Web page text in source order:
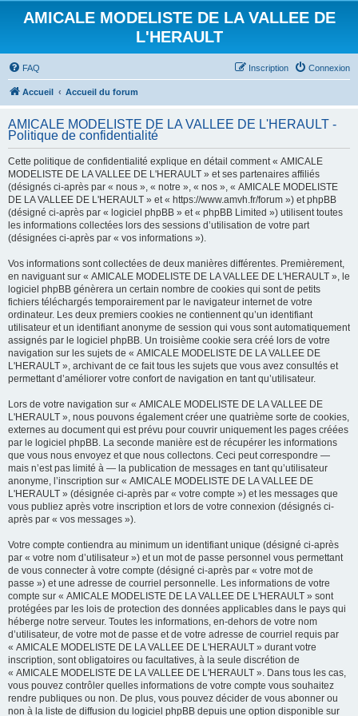
AMICALE MODELISTE DE LA VALLEE DE
L'HERAULT
FAQ Connexion
Inscription
Accueil Accueil du forum
AMICALE MODELISTE DE LA VALLEE DE L'HERAULT -
Politique de confidentialité
Cette politique de confidentialité explique en détail comment « AMICALE
MODELISTE DE LA VALLEE DE L'HERAULT » et ses partenaires affiliés
(désignés ci-après par « nous », « notre », « nos », « AMICALE MODELISTE
DE LA VALLEE DE L'HERAULT » et « https://www.amvh.fr/forum ») et phpBB
(désigné ci-après par « logiciel phpBB » et « phpBB Limited ») utilisent toutes
les informations collectées lors des sessions d’utilisation de votre part
(désignées ci-après par « vos informations »).
Vos informations sont collectées de deux manières différentes. Premièrement,
en naviguant sur « AMICALE MODELISTE DE LA VALLEE DE L'HERAULT », le
logiciel phpBB génèrera un certain nombre de cookies qui sont de petits
fichiers téléchargés temporairement par le navigateur internet de votre
ordinateur. Les deux premiers cookies ne contiennent qu’un identifiant
utilisateur et un identifiant anonyme de session qui vous sont automatiquement
assignés par le logiciel phpBB. Un troisième cookie sera créé lors de votre
navigation sur les sujets de « AMICALE MODELISTE DE LA VALLEE DE
L'HERAULT », archivant de ce fait tous les sujets que vous avez consultés et
permettant d’améliorer votre confort de navigation en tant qu’utilisateur.
Lors de votre navigation sur « AMICALE MODELISTE DE LA VALLEE DE
L'HERAULT », nous pouvons également créer une quatrième sorte de cookies,
externes au document qui est prévu pour couvrir uniquement les pages créées
par le logiciel phpBB. La seconde manière est de récupérer les informations
que vous nous envoyez et que nous collectons. Ceci peut correspondre —
mais n’est pas limité à — la publication de messages en tant qu’utilisateur
anonyme, l’inscription sur « AMICALE MODELISTE DE LA VALLEE DE
L'HERAULT » (désignée ci-après par « votre compte ») et les messages que
vous publiez après votre inscription et lors de votre connexion (désignés ci-
après par « vos messages »).
Votre compte contiendra au minimum un identifiant unique (désigné ci-après
par « votre nom d’utilisateur ») et un mot de passe personnel vous permettant
de vous connecter à votre compte (désigné ci-après par « votre mot de
passe ») et une adresse de courriel personnelle. Les informations de votre
compte sur « AMICALE MODELISTE DE LA VALLEE DE L'HERAULT » sont
protégées par les lois de protection des données applicables dans le pays qui
héberge notre serveur. Toutes les informations, en-dehors de votre nom
d’utilisateur, de votre mot de passe et de votre adresse de courriel requis par
« AMICALE MODELISTE DE LA VALLEE DE L'HERAULT » durant votre
inscription, sont obligatoires ou facultatives, à la seule discrétion de
« AMICALE MODELISTE DE LA VALLEE DE L'HERAULT ». Dans tous les cas,
vous pouvez contrôler quelles informations de votre compte vous souhaitez
rendre publiques ou non. De plus, vous pouvez décider de vous abonner ou
non à la liste de diffusion du logiciel phpBB depuis une option disponible sur